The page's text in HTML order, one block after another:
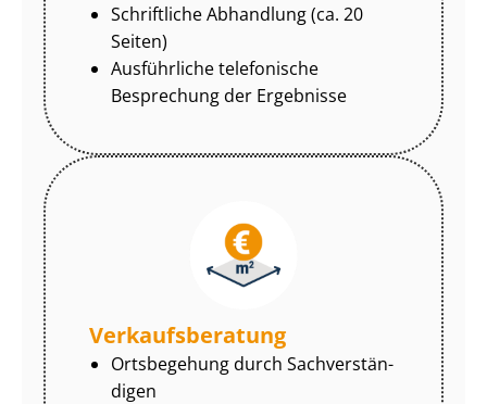
Schriftliche Abhandlung (ca. 20
Seiten)
Ausführliche telefonische
Besprechung der Ergebnisse
Ver­kaufs­be­ra­tung
Ortsbegehung durch Sach­ver­stän­
di­gen